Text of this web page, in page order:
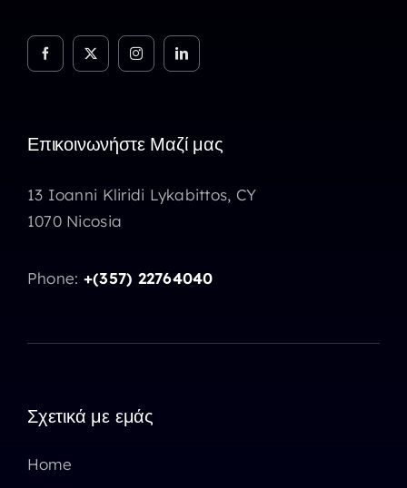
Επικοινωνήστε Μαζί μας
13 Ioanni Kliridi Lykabittos, CY
1070 Nicosia
Phone: +(357) 22764040
Σχετικά με εμάς
Home